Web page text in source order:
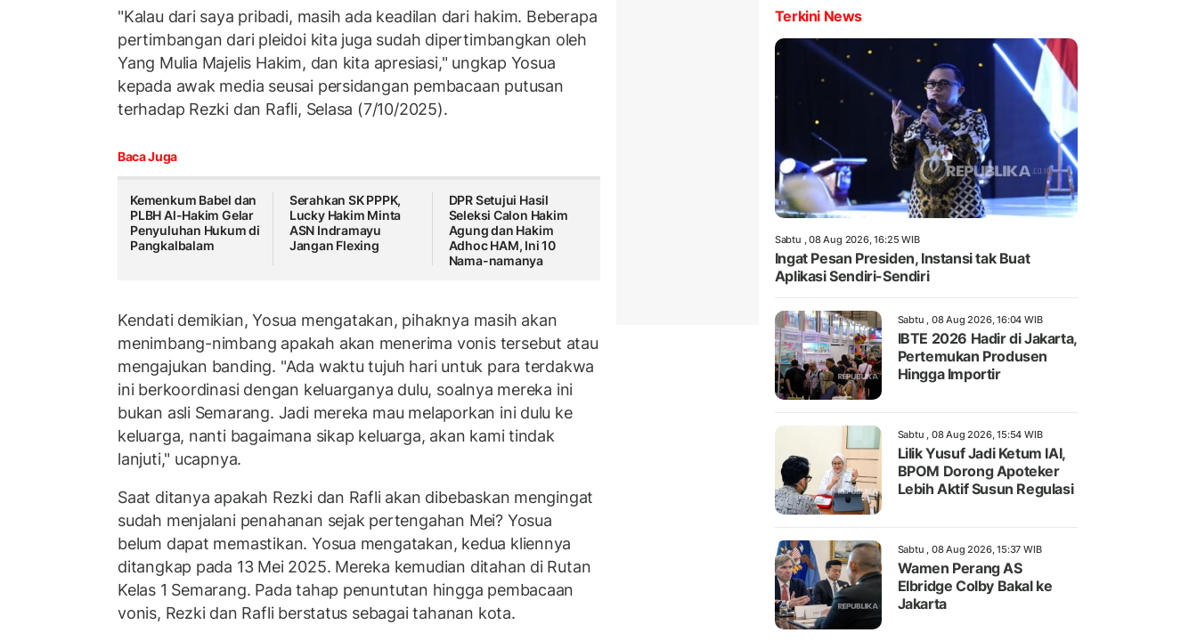
"Kalau dari saya pribadi, masih ada keadilan dari hakim. Beberapa
pertimbangan dari pleidoi kita juga sudah dipertimbangkan oleh
Yang Mulia Majelis Hakim, dan kita apresiasi," ungkap Yosua
kepada awak media seusai persidangan pembacaan putusan
terhadap Rezki dan Rafli, Selasa (7/10/2025).
Baca Juga
Kemenkum Babel dan
PLBH Al-Hakim Gelar
Penyuluhan Hukum di
Pangkalbalam
Serahkan SK PPPK,
Lucky Hakim Minta
ASN Indramayu
Jangan Flexing
DPR Setujui Hasil
Seleksi Calon Hakim
Agung dan Hakim
Adhoc HAM, Ini 10
Nama-namanya
Kendati demikian, Yosua mengatakan, pihaknya masih akan
menimbang-nimbang apakah akan menerima vonis tersebut atau
mengajukan banding. "Ada waktu tujuh hari untuk para terdakwa
ini berkoordinasi dengan keluarganya dulu, soalnya mereka ini
bukan asli Semarang. Jadi mereka mau melaporkan ini dulu ke
keluarga, nanti bagaimana sikap keluarga, akan kami tindak
lanjuti," ucapnya.
Saat ditanya apakah Rezki dan Rafli akan dibebaskan mengingat
sudah menjalani penahanan sejak pertengahan Mei? Yosua
belum dapat memastikan. Yosua mengatakan, kedua kliennya
ditangkap pada 13 Mei 2025. Mereka kemudian ditahan di Rutan
Kelas 1 Semarang. Pada tahap penuntutan hingga pembacaan
vonis, Rezki dan Rafli berstatus sebagai tahanan kota.
Terkini News
Sabtu , 08 Aug 2026, 16:25 WIB
Ingat Pesan Presiden, Instansi tak Buat
Aplikasi Sendiri-Sendiri
Sabtu , 08 Aug 2026, 16:04 WIB
IBTE 2026 Hadir di Jakarta,
Pertemukan Produsen
Hingga Importir
Sabtu , 08 Aug 2026, 15:54 WIB
Lilik Yusuf Jadi Ketum IAI,
BPOM Dorong Apoteker
Lebih Aktif Susun Regulasi
Sabtu , 08 Aug 2026, 15:37 WIB
Wamen Perang AS
Elbridge Colby Bakal ke
Jakarta